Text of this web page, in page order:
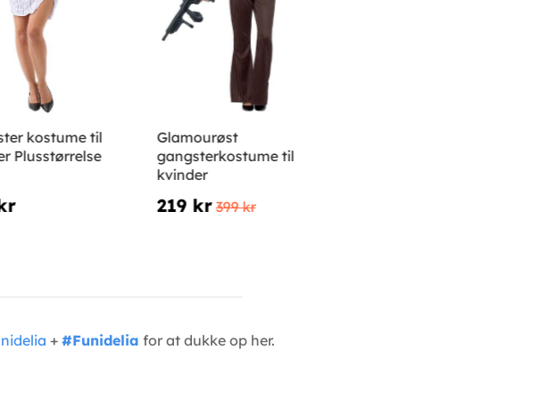
kostume til
Plusstørrelse
Glamourøst
gangsterkostume til
kvinder
219 kr 399 kr
+ #Funidelia for at dukke op her.